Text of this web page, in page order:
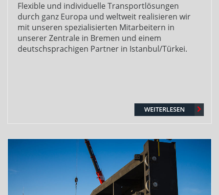
Flexible und individuelle Transportlösungen
durch ganz Europa und weltweit realisieren wir
mit unseren spezialisierten Mitarbeitern in
unserer Zentrale in Bremen und einem
deutschsprachigen Partner in Istanbul/Türkei.
WEITERLESEN